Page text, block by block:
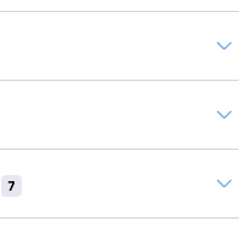
7